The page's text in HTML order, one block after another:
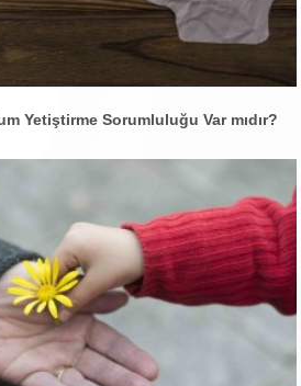
Yetiştirme Sorumluluğu Var mıdır?